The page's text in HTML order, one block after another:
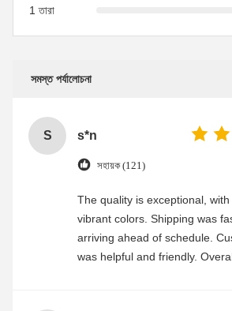
1 তারা
সমস্ত পর্যালোচনা
S s*n
সহায়ক (121)
The quality is exceptional,
vibrant colors. Shipping was
arriving ahead of schedule.
was helpful and friendly.